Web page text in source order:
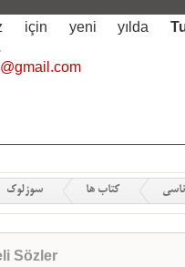
için yeni yılda
کتاب ها سوزلوک
Sözler